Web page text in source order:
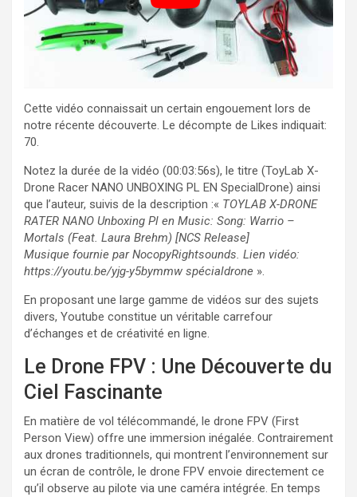
Cette vidéo connaissait un certain engouement lors de
notre récente découverte. Le décompte de Likes indiquait:
70.
Notez la durée de la vidéo (00:03:56s), le titre (ToyLab X-
Drone Racer NANO UNBOXING PL EN SpecialDrone) ainsi
que l’auteur, suivis de la description :« TOYLAB X-DRONE
RATER NANO Unboxing Pl en Music: Song: Warrio –
Mortals (Feat. Laura Brehm) [NCS Release]
Musique fournie par NocopyRightsounds. Lien vidéo:
https://youtu.be/yjg-y5bymmw spécialdrone ».
En proposant une large gamme de vidéos sur des sujets
divers, Youtube constitue un véritable carrefour
d’échanges et de créativité en ligne.
Le Drone FPV : Une Découverte du
Ciel Fascinante
En matière de vol télécommandé, le drone FPV (First
Person View) offre une immersion inégalée. Contrairement
aux drones traditionnels, qui montrent l’environnement sur
un écran de contrôle, le drone FPV envoie directement ce
qu’il observe au pilote via une caméra intégrée. En temps